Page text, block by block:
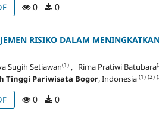
0 0
RISIKO DALAM
Sugih Setiawan(1) , Rima Pratiwi Batubara
Tinggi Pariwisata Bogor, Indonesia (1) (2)
0 0